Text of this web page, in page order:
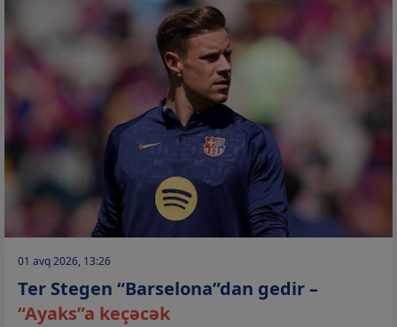
01 avq 2026, 13:26
Ter Stegen “Barselona”dan gedir –
“Ayaks”a keçəcək